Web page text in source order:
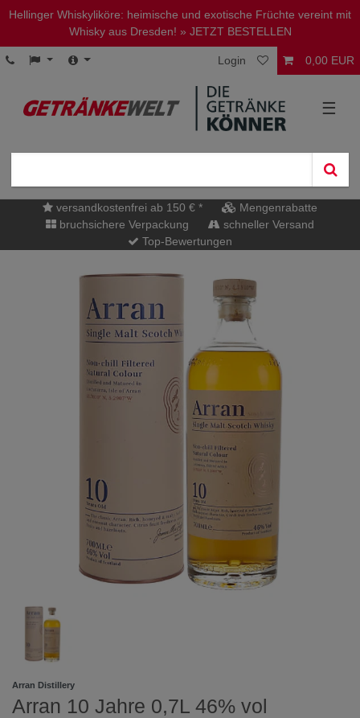
Hellinger Whiskyliköre: heimische und exotische Früchte vereint mit
Whisky aus Dresden! » JETZT BESTELLEN
Login 0,00 EUR
☰
versandkostenfrei ab 150 € *
Mengenrabatte
bruchsichere Verpackung
schneller Versand
Top-Bewertungen
Arran Distillery
Arran 10 Jahre 0,7L 46% vol